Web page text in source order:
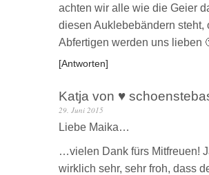
achten wir alle wie die Geier
diesen Auklebebändern steht,
Abfertigen werden uns lieben
Antworten
Katja von ♥
29. Juni 2015
Liebe Maika…
…vielen Dank fürs Mitfreuen!
wirklich sehr, sehr froh, dass